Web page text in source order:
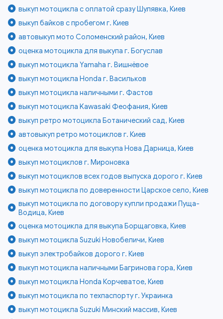
выкуп мотоцикла с оплатой сразу Шулявка, Киев
выкуп байков с пробегом г. Киев
автовыкуп мото Соломенский район, Киев
оценка мотоцикла для выкупа г. Богуслав
выкуп мотоцикла Yamaha г. Вишнёвое
выкуп мотоцикла Honda г. Васильков
выкуп мотоцикла наличными г. Фастов
выкуп мотоцикла Kawasaki Феофания, Киев
выкуп ретро мотоцикла Ботанический сад, Киев
автовыкуп ретро мотоциклов г. Киев
оценка мотоцикла для выкупа Нова Дарница, Киев
выкуп мотоциклов г. Мироновка
выкуп мотоциклов всех годов выпуска дорого г. Киев
выкуп мотоцикла по доверенности Царское село, Киев
выкуп мотоцикла по договору купли продажи Пуща-
Водица, Киев
оценка мотоцикла для выкупа Борщаговка, Киев
выкуп мотоцикла Suzuki Новобеличи, Киев
выкуп электробайков дорого г. Киев
выкуп мотоцикла наличными Багринова гора, Киев
выкуп мотоцикла Honda Корчеватое, Киев
выкуп мотоцикла по техпаспорту г. Украинка
выкуп мотоцикла Suzuki Минский массив, Киев